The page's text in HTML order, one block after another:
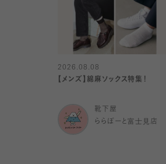
2026.08.08
【メンズ】綿麻ソックス特集！
靴下屋
ららぽーと富士見店